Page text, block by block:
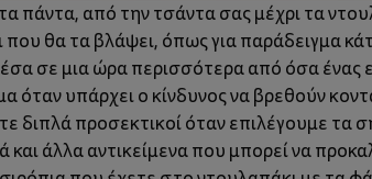
πάντα, από την τσάντα σας μέχρι τα
θα τα βλάψει, όπως για παράδειγμα
σε μια ώρα περισσότερα από όσα
όταν υπάρχει ο κίνδυνος να βρεθούν
διπλά προσεκτικοί όταν επιλέγουμε
και άλλα αντικείμενα που μπορεί να